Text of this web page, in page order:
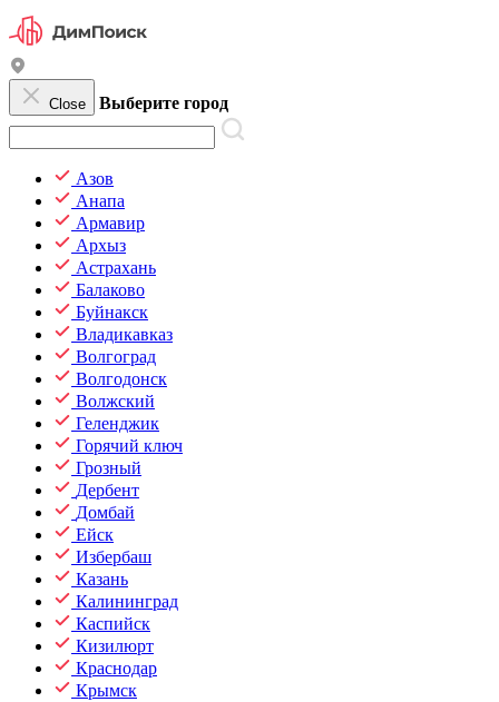
Close Выберите город
Азов
Анапа
Армавир
Архыз
Астрахань
Балаково
Буйнакск
Владикавказ
Волгоград
Волгодонск
Волжский
Геленджик
Горячий ключ
Грозный
Дербент
Домбай
Ейск
Избербаш
Казань
Калининград
Каспийск
Кизилюрт
Краснодар
Крымск